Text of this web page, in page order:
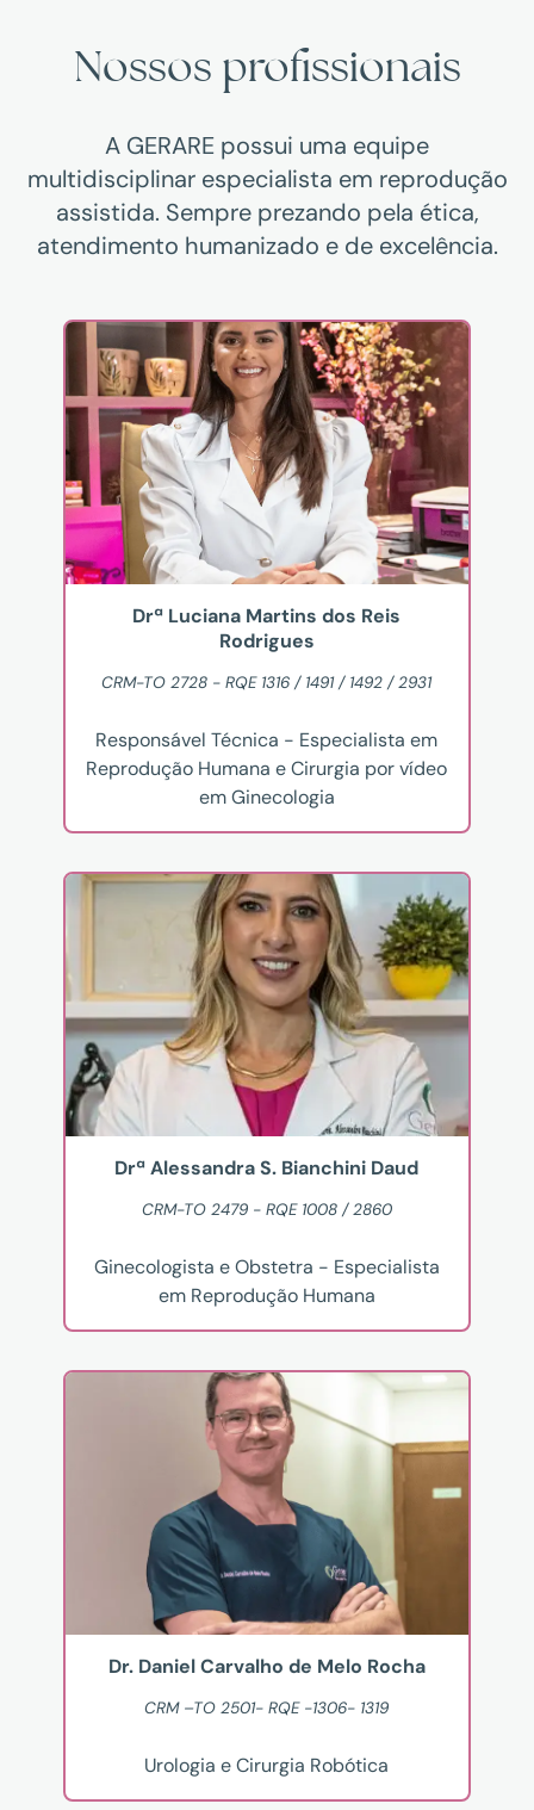
Nossos profissionais
A GERARE possui uma equipe
multidisciplinar especialista em reprodução
assistida. Sempre prezando pela ética,
atendimento humanizado e de excelência.
Drª Luciana Martins dos Reis
Rodrigues
CRM-TO 2728 - RQE 1316 / 1491 / 1492 / 2931
Responsável Técnica - Especialista em
Reprodução Humana e Cirurgia por vídeo
em Ginecologia
Drª Alessandra S. Bianchini Daud
CRM-TO 2479 - RQE 1008 / 2860
Ginecologista e Obstetra - Especialista
em Reprodução Humana
Dr. Daniel Carvalho de Melo Rocha
CRM –TO 2501- RQE -1306- 1319
Urologia e Cirurgia Robótica